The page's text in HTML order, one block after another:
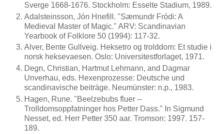
Sverge 1668-1676. Stockholm: Esselte Stadium, 1989.
Adalsteinsson, Jón Hnefill. "Sæmundr Fródi: A
Medieval Master of Magic." ARV: Scandinavian
Yearbook of Folklore 50 (1994): 117-32.
Alver, Bente Gullveig. Heksetro og trolddom: Et studie i
norsk heksevaesen. Oslo: Universitestforlaget, 1971.
Degn, Christian, Hartmut Lehmann, and Dagmar
Unverhau, eds. Hexenprozesse: Deutsche und
scandinavische beiträge. Neumünster: n.p., 1983.
Hagen, Rune. "Beelzebubs fluer --
Trolldomsoppfatninger hos Petter Dass." In Sigmund
Nesset, ed. Herr Petter 350 aar. Tromson: 1997. 157-
189.